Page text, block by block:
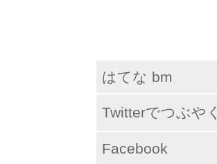
はてな bm
Twitterでつぶやく
Facebook